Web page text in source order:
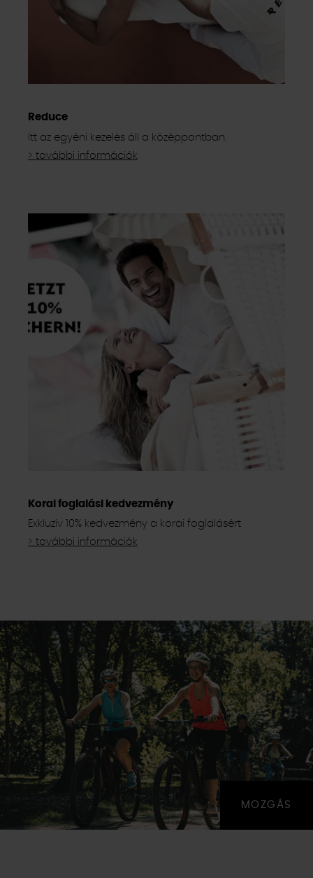
Reduce
Itt az egyéni kezelés áll a középpontban.
> további információk
Korai foglalási kedvezmény
Exkluzív 10% kedvezmény a korai foglalásért
> további információk
MOZGÁS